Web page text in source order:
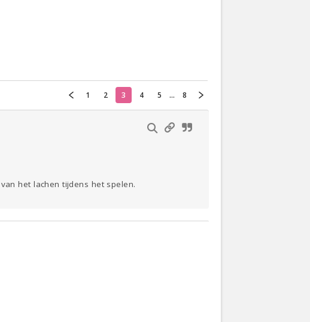
Thuis Klussen
1 2 3 4 5 ... 8
het lachen tijdens het spelen.